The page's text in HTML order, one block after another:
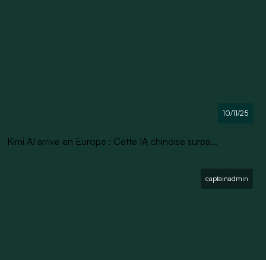
10/11/25
Kimi AI arrive en Europe : Cette IA chinoise surpa...
captainadmin